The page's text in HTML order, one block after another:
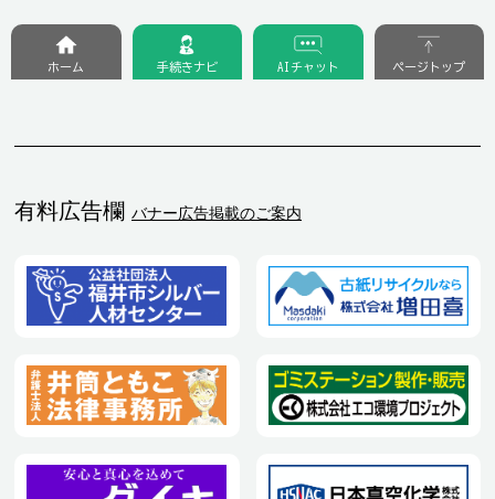
有料広告欄 バナー広告掲載のご案内
ホーム 手続きナビ AIチャット ページトップ